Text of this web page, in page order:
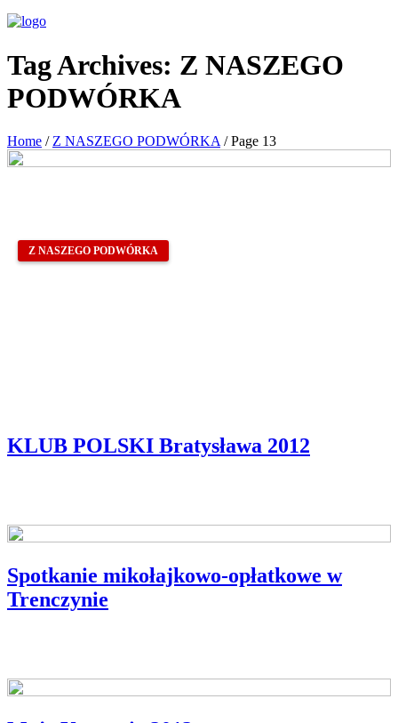
Tag Archives: Z NASZEGO
PODWÓRKA
Home / Z NASZEGO PODWÓRKA / Page 13
Z NASZEGO PODWÓRKA
KLUB POLSKI Bratysława 2012
Spotkanie mikołajkowo-opłatkowe w
Trenczynie